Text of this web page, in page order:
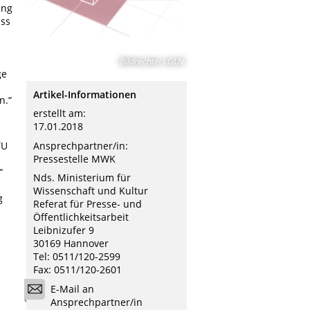
Bildrechte: LGLN
Artikel-Informationen
erstellt am:
17.01.2018
Ansprechpartner/in:
Pressestelle MWK
Nds. Ministerium für
Wissenschaft und Kultur
Referat für Presse- und
Öffentlichkeitsarbeit
Leibnizufer 9
30169 Hannover
Tel: 0511/120-2599
Fax: 0511/120-2601
E-Mail an
Ansprechpartner/in